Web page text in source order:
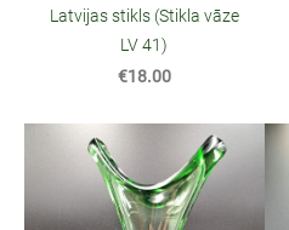
Latvijas stikls (Stikla vāze
LV 41)
€18.00